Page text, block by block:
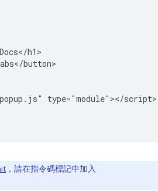
h1>
button>
type="module"></script>
，請在指令碼標記中加入